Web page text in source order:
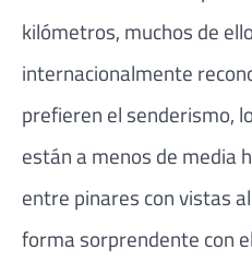
kilómetros, muchos de
internacionalmente
prefieren el senderismo,
están a menos de media
entre pinares con vistas
forma sorprendente con